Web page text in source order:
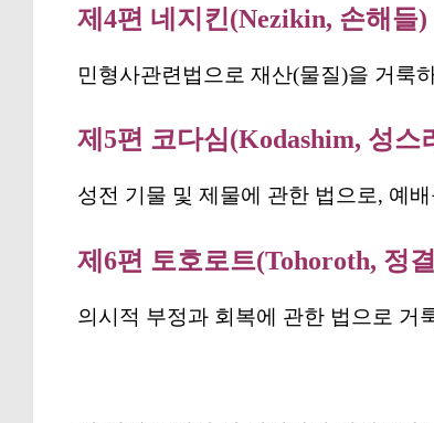
제4편 네지킨(Nezikin, 손해들)
민형사관련법으로 재산(물질)을 거룩
제5편 코다심(Kodashim, 성스
성전 기물 및 제물에 관한 법으로, 예
제6편 토호로트(Tohoroth, 정
의시적 부정과 회복에 관한 법으로 거